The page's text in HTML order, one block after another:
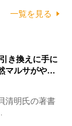
一覧を見る
き換えに手に
マルサがや…
清明氏の著書